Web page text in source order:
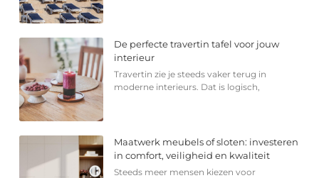
De perfecte travertin tafel voor jouw
interieur
Travertin zie je steeds vaker terug in
moderne interieurs. Dat is logisch,
Maatwerk meubels of sloten: investeren
in comfort, veiligheid en kwaliteit
Steeds meer mensen kiezen voor